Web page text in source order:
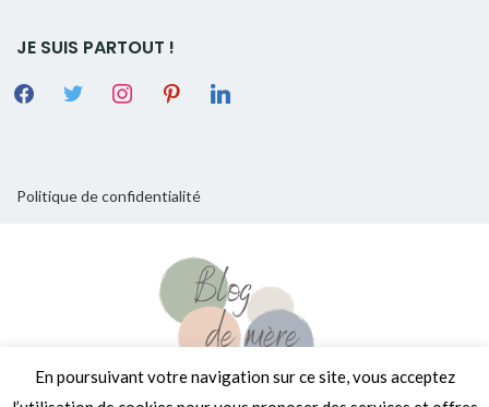
JE SUIS PARTOUT !
Politique de confidentialité
En poursuivant votre navigation sur ce site, vous acceptez